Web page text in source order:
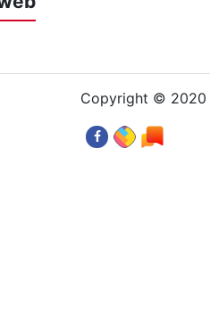
Copyright © 2020